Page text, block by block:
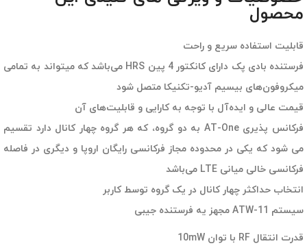
محصول
قابلیت استفاده سریع و راحت
فرستنده بادی پک دارای کانکتور 4 پین HRS می‌باشد که میتواند به تمامی
میکروفون‌های بیسیم آدیو-تکنیکا متصل شود
قیمت عالی و ایده‌آل با توجه به کارایی و قابلیت‌های آن
فرکانس پذیری AT-One به دو گروه، که هر گروه چهار کانال دارد تقسیم
می شود که یکی در محدوده مجاز فرکانسی رایگان اروپا و دیگری در فاصله
فرکانسی خالی میانی LTE می‌باشد
انتخاب حداکثر چهار کانال در یک گروه توسط کاربر
سیستم ATW-11 مجهز یه فرستنده جیبی
قدرت انتقال RF با توان 10mW